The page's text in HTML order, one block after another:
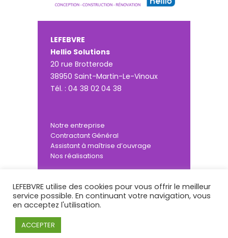
LEFEBVRE
Hellio Solutions
20 rue Brotterode
38950 Saint-Martin-Le-Vinoux
Tél. : 04 38 02 04 38
Notre entreprise
Contractant Général
Assistant à maîtrise d’ouvrage
Nos réalisations
Actualités
Contactez-nous
© 2021 Lefebvre
LEFEBVRE utilise des cookies pour vous offrir le meilleur
service possible. En continuant votre navigation, vous
en acceptez l'utilisation.
ACCEPTER